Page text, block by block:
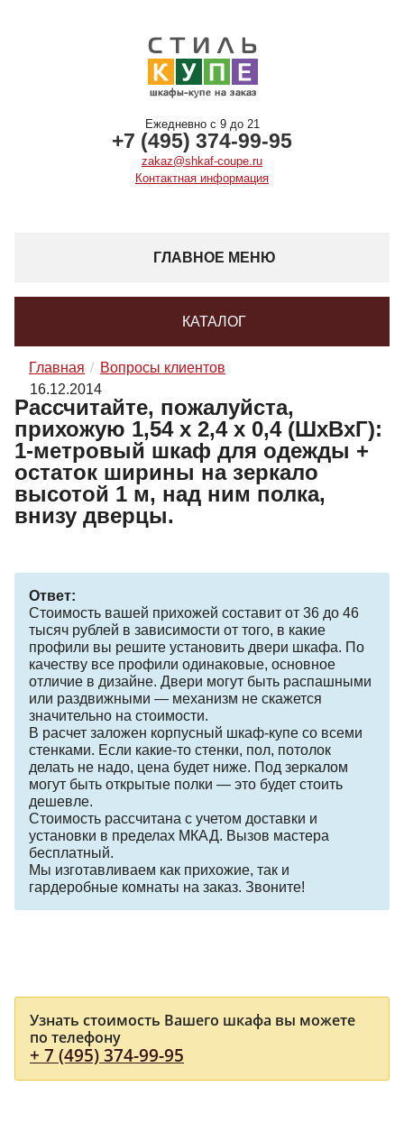
Ежедневно с 9 до 21
+7 (495) 374-99-95
zakaz@shkaf-coupe.ru
Контактная информация
ГЛАВНОЕ МЕНЮ
КАТАЛОГ
Главная
Вопросы клиентов
16.12.2014
Рассчитайте, пожалуйста,
прихожую 1,54 х 2,4 х 0,4 (ШхВхГ):
1-метровый шкаф для одежды +
остаток ширины на зеркало
высотой 1 м, над ним полка,
внизу дверцы.
Ответ:
Стоимость вашей прихожей составит от 36 до 46
тысяч рублей в зависимости от того, в какие
профили вы решите установить двери шкафа. По
качеству все профили одинаковые, основное
отличие в дизайне. Двери могут быть распашными
или раздвижными — механизм не скажется
значительно на стоимости.
В расчет заложен корпусный шкаф-купе со всеми
стенками. Если какие-то стенки, пол, потолок
делать не надо, цена будет ниже. Под зеркалом
могут быть открытые полки — это будет стоить
дешевле.
Стоимость рассчитана с учетом доставки и
установки в пределах МКАД. Вызов мастера
бесплатный.
Мы изготавливаем как прихожие, так и
гардеробные комнаты на заказ. Звоните!
Узнать стоимость Вашего шкафа вы можете
по телефону
+ 7 (495) 374-99-95